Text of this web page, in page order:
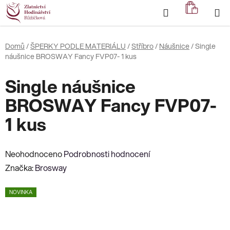
Přejít
na
obsah
Hledat
KOŠÍK
Domů /ŠPERKY PODLE MATERIÁLU /Stříbro/ Náušnice/Single
náušnice BROSWAY Fancy FVP07- 1 kus
Single náušnice
BROSWAY Fancy FVP07-
1 kus
Průměrné
hodnocení
je
NeohodnocenoPodrobnosti hodnocení
Značka:Brosway
NOVINKA